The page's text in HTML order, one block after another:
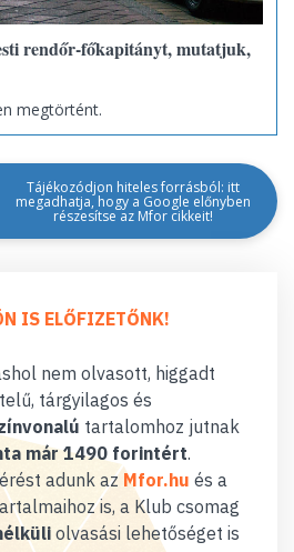
rendőr-főkapitányt, mutatjuk,
megtörtént.
Tájékozódjon hiteles forrásból: itt
megadhatja, hogy a Google előnyben
részesítse az Mfor cikkeit!
IS ELŐFIZETŐNK!
nem olvasott, higgadt
tárgyilagos és
tartalomhoz jutnak
már 1490 forintért.
adunk az Mfor.hu és a
is, a Klub csomag
olvasási lehetőséget is